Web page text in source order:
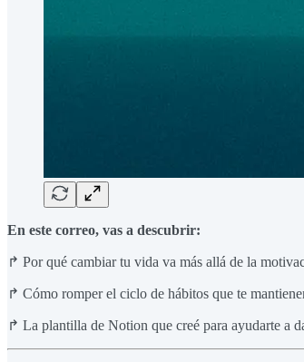
En este correo, vas a descubrir:
↱ Por qué cambiar tu vida va más allá de la
↱ Cómo romper el ciclo de hábitos que te
↱ La plantilla de Notion que creé para ayudarte a